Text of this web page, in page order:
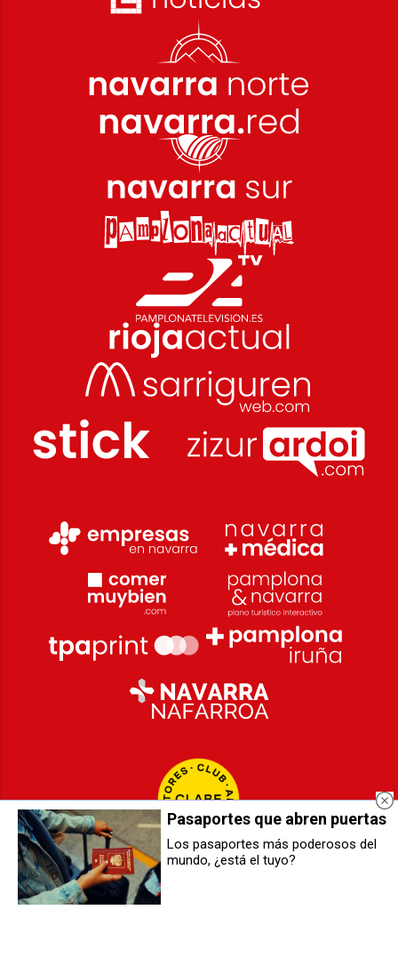
Nire Etxea: el espacio
multifuncional de la Rotxapea
Pasaportes que abren puertas
Los pasaportes más poderosos del
mundo, ¿está el tuyo?